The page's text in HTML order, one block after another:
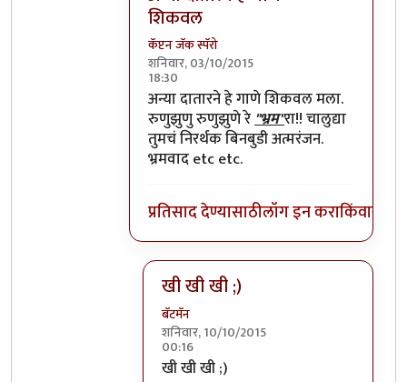
शिकवल
कॅप्टन जॅक स्पॅरो
शनिवार, 03/10/2015
18:30
In reply to=))byप्रचेतस
अन्या दातारने हे गाणे शिकवल मला.
रुणुझुणु रुणुझुणे रे"भ्रम"रा!! चालुद्या
तुमचं निरर्थक बिनबुडी अत्मरंजन.
भ्रमवाद etc etc.
प्रतिसाद देण्यासाठीलॉग इन कराकिंवा
खी खी खी ;)
बॅटमॅन
शनिवार, 10/10/2015
00:16
In reply to
खी खी खी ;)